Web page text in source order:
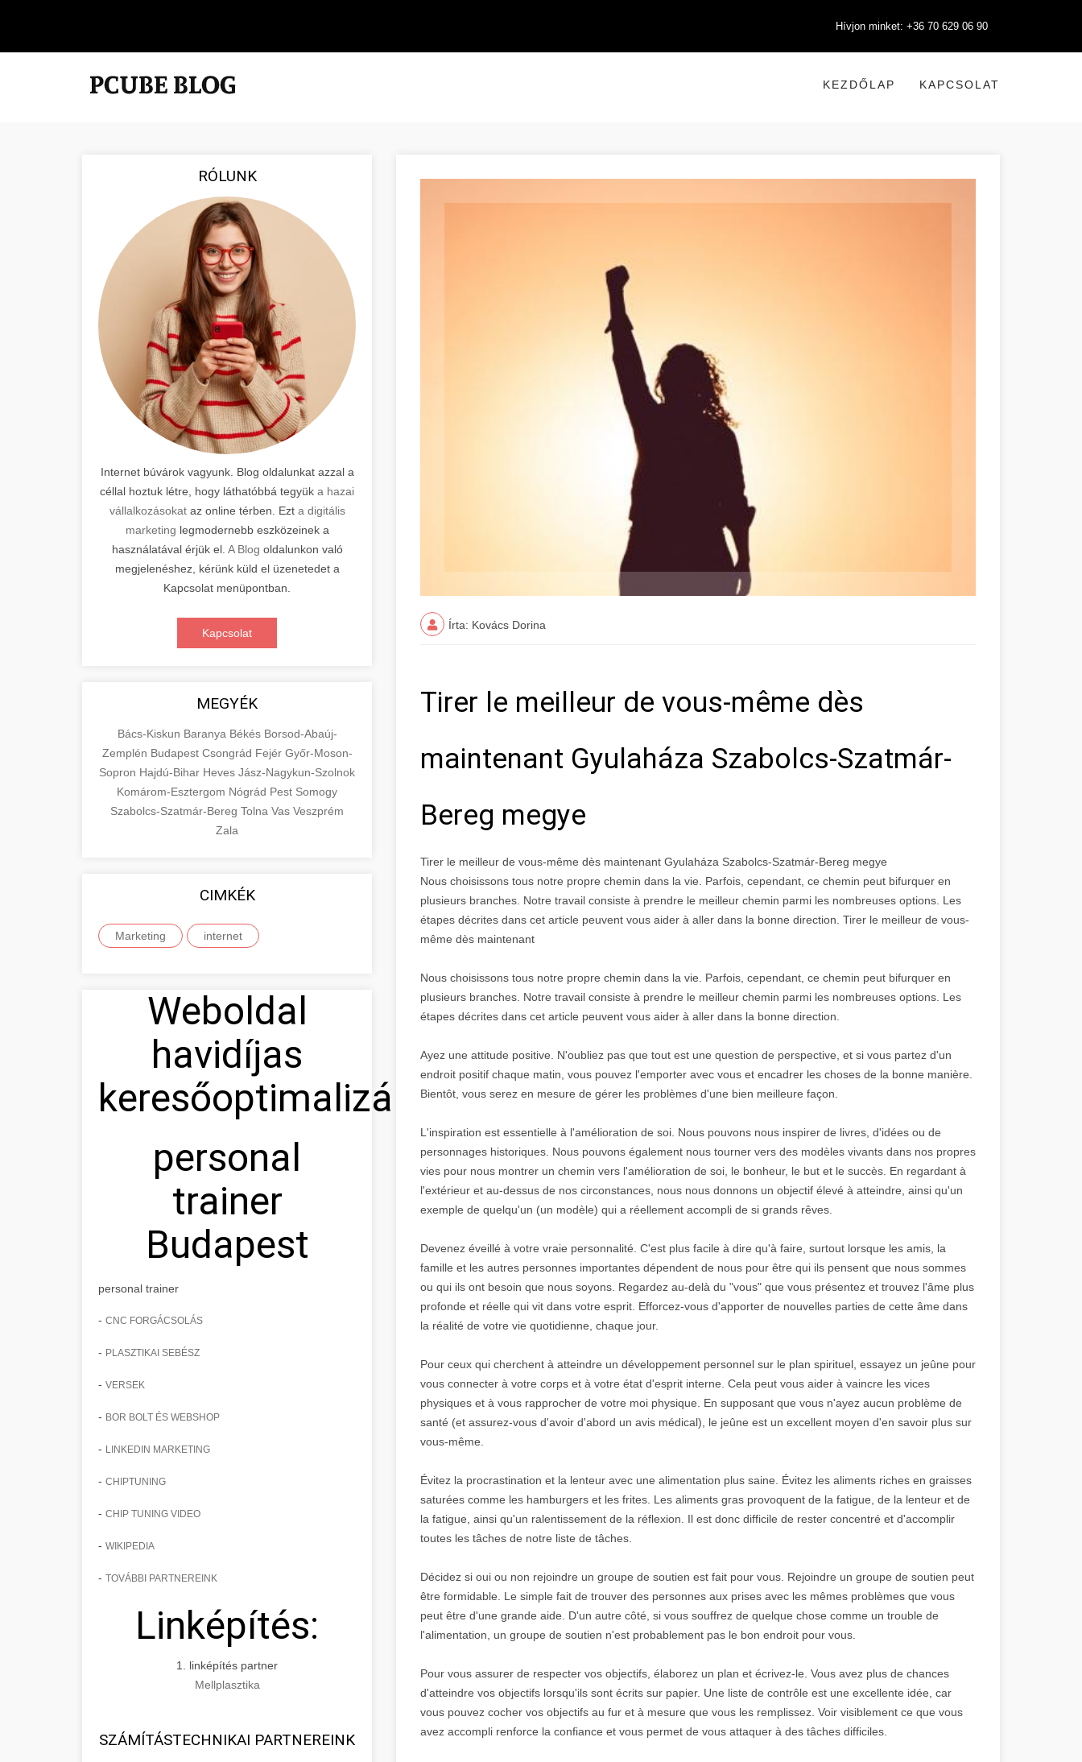
Hívjon minket: +36 70 629 06 90
KEZDŐLAP KAPCSOLAT
RÓLUNK
Internet búvárok vagyunk. Blog oldalunkat azzal a
céllal hoztuk létre, hogy láthatóbbá tegyük a hazai
vállalkozásokataz online térben. Ezt a digitális
marketing legmodernebb eszközeinek a
használatával érjük el. A Blog oldalunkon való
megjelenéshez, kérünk küld el üzenetedet a
Kapcsolat menüpontban.
Kapcsolat
MEGYÉK
Bács-Kiskun Baranya Békés Borsod-Abaúj-
Zemplén Budapest Csongrád Fejér Győr-Moson-
Sopron Hajdú-Bihar Heves Jász-Nagykun-Szolnok
Komárom-Esztergom Nógrád Pest Somogy
Szabolcs-Szatmár-Bereg Tolna Vas Veszprém
Zala
CIMKÉK
Marketing internet
Weboldal
havidíjas
keresőoptimalizálás
personal
trainer
Budapest
personal trainer
- CNC FORGÁCSOLÁS
- PLASZTIKAI SEBÉSZ
- VERSEK
- BOR BOLT ÉS WEBSHOP
- LINKEDIN MARKETING
- CHIPTUNING
- CHIP TUNING VIDEO
- WIKIPEDIA
- TOVÁBBI PARTNEREINK
Linképítés:
1. linképítés partner
Mellplasztika
SZÁMÍTÁSTECHNIKAI PARTNEREINK
Írta: Kovács Dorina
Tirer le meilleur de vous-même dès
maintenant Gyulaháza Szabolcs-Szatmár-
Bereg megye
Tirer le meilleur de vous-même dès maintenant Gyulaháza Szabolcs-Szatmár-Bereg megye
Nous choisissons tous notre propre chemin dans la vie. Parfois, cependant, ce chemin peut bifurquer en
plusieurs branches. Notre travail consiste à prendre le meilleur chemin parmi les nombreuses options. Les
étapes décrites dans cet article peuvent vous aider à aller dans la bonne direction. Tirer le meilleur de vous-
même dès maintenant
Nous choisissons tous notre propre chemin dans la vie. Parfois, cependant, ce chemin peut bifurquer en
plusieurs branches. Notre travail consiste à prendre le meilleur chemin parmi les nombreuses options. Les
étapes décrites dans cet article peuvent vous aider à aller dans la bonne direction.
Ayez une attitude positive. N'oubliez pas que tout est une question de perspective, et si vous partez d'un
endroit positif chaque matin, vous pouvez l'emporter avec vous et encadrer les choses de la bonne manière.
Bientôt, vous serez en mesure de gérer les problèmes d'une bien meilleure façon.
L'inspiration est essentielle à l'amélioration de soi. Nous pouvons nous inspirer de livres, d'idées ou de
personnages historiques. Nous pouvons également nous tourner vers des modèles vivants dans nos propres
vies pour nous montrer un chemin vers l'amélioration de soi, le bonheur, le but et le succès. En regardant à
l'extérieur et au-dessus de nos circonstances, nous nous donnons un objectif élevé à atteindre, ainsi qu'un
exemple de quelqu'un (un modèle) qui a réellement accompli de si grands rêves.
Devenez éveillé à votre vraie personnalité. C'est plus facile à dire qu'à faire, surtout lorsque les amis, la
famille et les autres personnes importantes dépendent de nous pour être qui ils pensent que nous sommes
ou qui ils ont besoin que nous soyons. Regardez au-delà du "vous" que vous présentez et trouvez l'âme plus
profonde et réelle qui vit dans votre esprit. Efforcez-vous d'apporter de nouvelles parties de cette âme dans
la réalité de votre vie quotidienne, chaque jour.
Pour ceux qui cherchent à atteindre un développement personnel sur le plan spirituel, essayez un jeûne pour
vous connecter à votre corps et à votre état d'esprit interne. Cela peut vous aider à vaincre les vices
physiques et à vous rapprocher de votre moi physique. En supposant que vous n'ayez aucun problème de
santé (et assurez-vous d'avoir d'abord un avis médical), le jeûne est un excellent moyen d'en savoir plus sur
vous-même.
Évitez la procrastination et la lenteur avec une alimentation plus saine. Évitez les aliments riches en graisses
saturées comme les hamburgers et les frites. Les aliments gras provoquent de la fatigue, de la lenteur et de
la fatigue, ainsi qu'un ralentissement de la réflexion. Il est donc difficile de rester concentré et d'accomplir
toutes les tâches de notre liste de tâches.
Décidez si oui ou non rejoindre un groupe de soutien est fait pour vous. Rejoindre un groupe de soutien peut
être formidable. Le simple fait de trouver des personnes aux prises avec les mêmes problèmes que vous
peut être d'une grande aide. D'un autre côté, si vous souffrez de quelque chose comme un trouble de
l'alimentation, un groupe de soutien n'est probablement pas le bon endroit pour vous.
Pour vous assurer de respecter vos objectifs, élaborez un plan et écrivez-le. Vous avez plus de chances
d'atteindre vos objectifs lorsqu'ils sont écrits sur papier. Une liste de contrôle est une excellente idée, car
vous pouvez cocher vos objectifs au fur et à mesure que vous les remplissez. Voir visiblement ce que vous
avez accompli renforce la confiance et vous permet de vous attaquer à des tâches difficiles.